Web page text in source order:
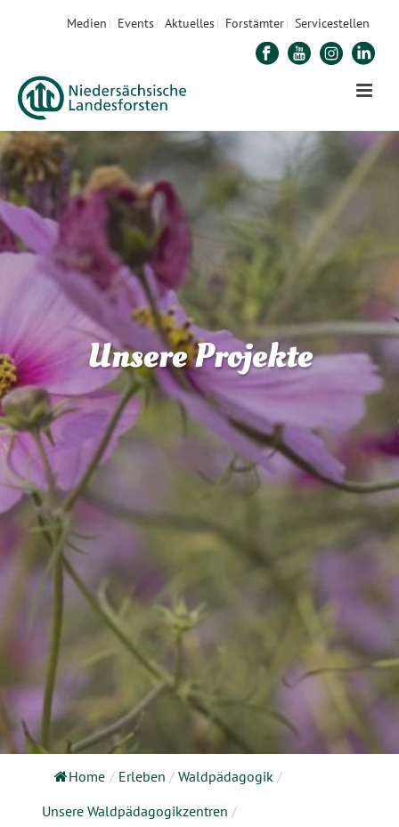
Medien Events Aktuelles Forstämter Servicestellen
Unsere Projekte
Home / Erleben / Waldpädagogik /
Unsere Waldpädagogikzentren /